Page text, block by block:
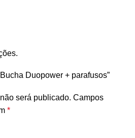
Duopower + parafusos”
será publicado. Campos
*